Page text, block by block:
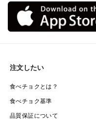
注文したい
食べチョクとは？
食べチョク基準
品質保証について